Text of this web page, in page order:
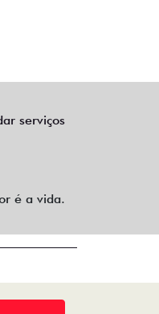
serviços
é a vida.